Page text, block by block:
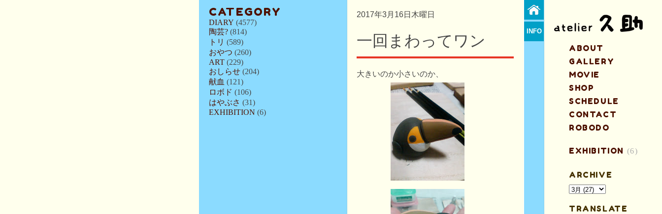
CATEGORY
DIARY (4577)
陶芸? (814)
トリ (589)
おやつ (260)
ART (229)
おしらせ (204)
献血 (121)
ロボド (106)
はやぶさ (31)
EXHIBITION (6)
2017年3月16日木曜日
一回まわってワン
大きいのか小さいのか、
INFO
ABOUT
GALLERY
MOVIE
SHOP
SCHEDULE
CONTACT
ROBODO
EXHIBITION (6)
ARCHIVE
TRANSLATE